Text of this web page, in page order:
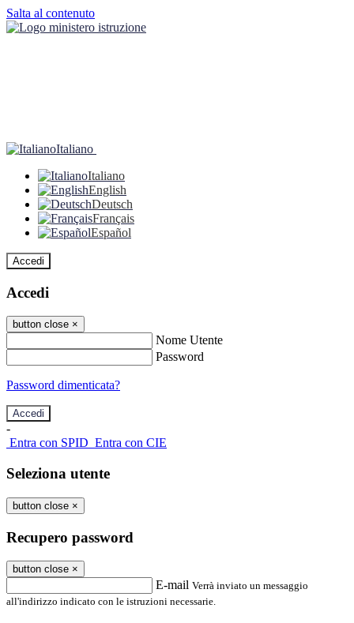
Salta al contenuto
Italiano
Italiano
English
Deutsch
Français
Español
Accedi
Accedi
button close ×
Nome Utente
Password
Password dimenticata?
-
Entra con SPID Entra con CIE
Seleziona utente
button close ×
Recupero password
button close ×
E-mail Verrà inviato un messaggio
all'indirizzo indicato con le istruzioni necessarie.